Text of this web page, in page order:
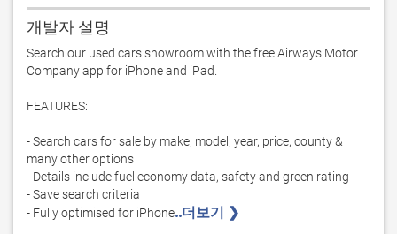
개발자 설명
Search our used cars showroom with the free Airways Motor
Company app for iPhone and iPad.
FEATURES:
- Search cars for sale by make, model, year, price, county &
many other options
- Details include fuel economy data, safety and green rating
- Save search criteria
- Fully optimised for iPhone..더보기 ❯